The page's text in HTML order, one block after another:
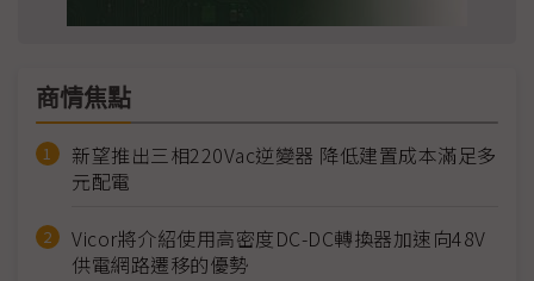
商情焦點
新望推出三相220Vac逆變器 降低建置成本滿足多
元配電
Vicor將介紹使用高密度DC-DC轉換器加速向48V
供電網路遷移的優勢